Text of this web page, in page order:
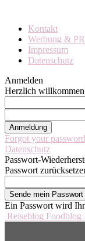
Kontakt
Werbung & PR
Impressum
Datenschutz
Anmelden
Herzlich
Forgot your
Datenschutz
Passwort-
Passwort
Ein Passwort wird
Reiseblog